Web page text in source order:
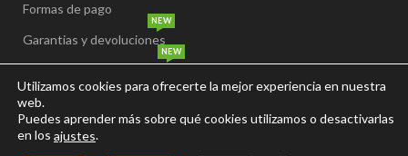
Formas de pago
Garantias y devoluciones
NEW
NEW
Precio y disponibilidad
Gastos de envío
Utilizamos cookies para ofrecerte la mejor experiencia en nuestra
web.
Puedes aprender más sobre qué cookies utilizamos o desactivarlas
en los ajustes.